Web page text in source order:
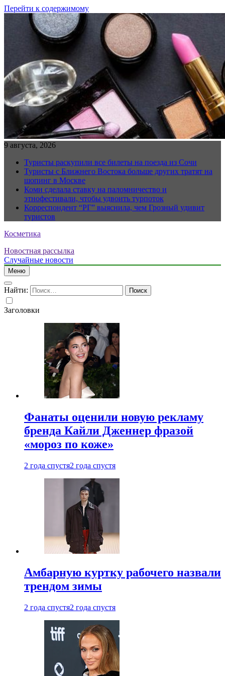
Перейти к содержимому
9 августа, 2026
Туристы раскупили все билеты на поезда из Сочи
Туристы с Ближнего Востока больше других тратят на
шопинг в Москве
Коми сделала ставку на паломничество и
этнофестивали, чтобы удвоить турпоток
Корреспондент “РГ” выяснила, чем Грозный удивит
туристов
Косметика
Новостная рассылка
Случайные новости
Меню
Найти:
Заголовки
Фанаты оценили новую рекламу
бренда Кайли Дженнер фразой
«мороз по коже»
2 года спустя2 года спустя
Амбарную куртку рабочего назвали
трендом зимы
2 года спустя2 года спустя